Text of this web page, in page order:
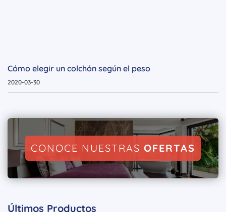
Cómo elegir un colchón según el peso
2020-03-30
CONOCE NUESTRAS OFERTAS
Últimos Productos